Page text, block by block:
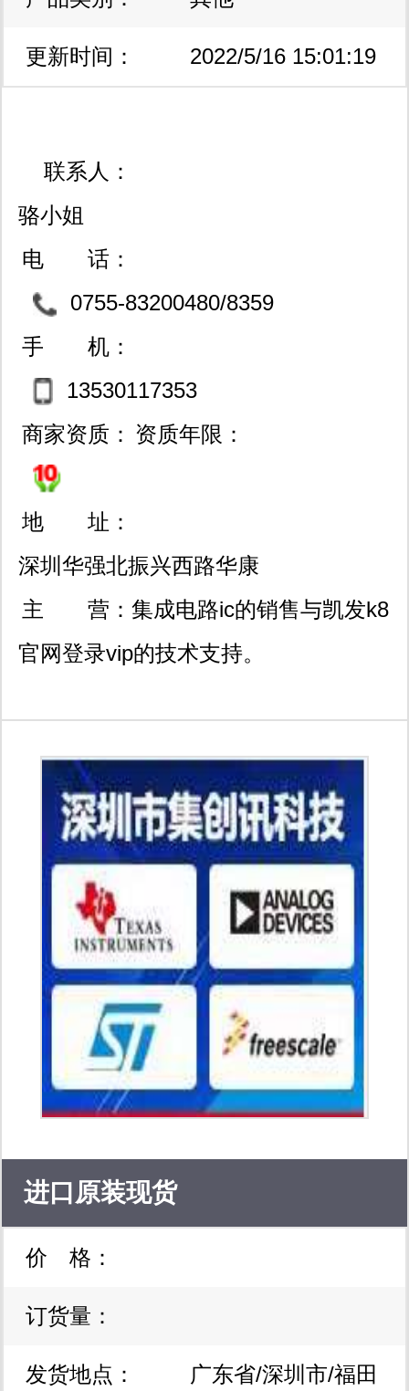
式电子制造服务。 线束加工和pcba智
造业务请联系： 李小姐 18660577318
yamy@buyelec.netqq:2850707132
更新时间： 2022/5/16 15:01:19
联系人：
骆小姐
电 话：
0755-83200480/8359
4979
手 机：
13530117353
商家资质： 资质年限：
地 址：
深圳华强北振兴西路华康
大厦2栋212室
主 营： 集成电路ic的销售与凯发k8
官网登录vip的技术支持。
进口原装现货
价 格：
订货量：
发货地点： 广东省/深圳市/福田